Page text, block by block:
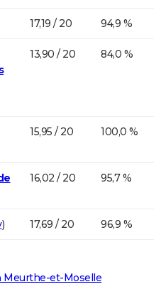
17,19 / 20 94,9 %
13,90 / 20 84,0 %
15,95 / 20 100,0 %
16,02 / 20 95,7 %
) 17,69 / 20 96,9 %
Meurthe-et-Moselle